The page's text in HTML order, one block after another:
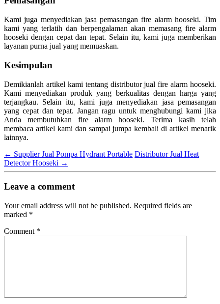
Kami juga menyediakan jasa pemasangan fire alarm hooseki. Tim
kami yang terlatih dan berpengalaman akan memasang fire alarm
hooseki dengan cepat dan tepat. Selain itu, kami juga memberikan
layanan purna jual yang memuaskan.
Kesimpulan
Demikianlah artikel kami tentang distributor jual fire alarm hooseki.
Kami menyediakan produk yang berkualitas dengan harga yang
terjangkau. Selain itu, kami juga menyediakan jasa pemasangan
yang cepat dan tepat. Jangan ragu untuk menghubungi kami jika
Anda membutuhkan fire alarm hooseki. Terima kasih telah
membaca artikel kami dan sampai jumpa kembali di artikel menarik
lainnya.
← Supplier Jual Pompa Hydrant Portable Distributor Jual Heat
Detector Hooseki →
Leave a comment
Your email address will not be published. Required fields are
marked *
Comment *